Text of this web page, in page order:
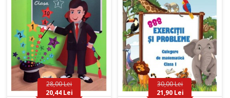
28,00 Lei
20,44 Lei
30,00 Lei
21,90 Lei